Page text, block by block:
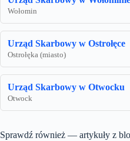
Wołomin
Urząd Skarbowy w Ostrołęce
Ostrołęka (miasto)
Urząd Skarbowy w Otwocku
Otwock
Sprawdź również — artykuły z